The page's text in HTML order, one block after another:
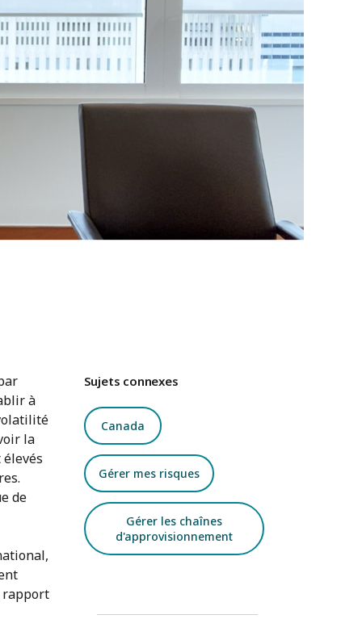
à
la
de
rapport
Sujets connexes
Canada
Gérer mes risques
Gérer les chaînes
d'approvisionnement